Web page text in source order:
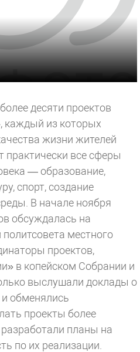
десяти проектов
каждый из которых
жизни жителей
практически все сферы
— образование,
спорт, создание
В начале ноября
обсуждалась на
местного
проектов,
в копейском Собрании и
выслушали доклады о
обменялись
проекты более
планы на
по их реализации.